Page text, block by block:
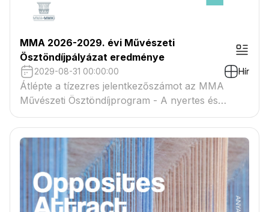
MMA 2026-2029. évi Művészeti
Ösztöndíjpályázat eredménye
2029-08-31 00:00:00 Hír
Átlépte a tízezres jelentkezőszámot az MMA
Művészeti Ösztöndíjprogram - A nyertes és
tartaléklistás pályázók névsora megtekinthető a
csatolmányban